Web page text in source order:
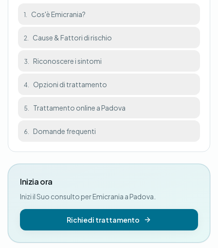
1. Cos'è Emicrania?
2. Cause & Fattori di rischio
3. Riconoscere i sintomi
4. Opzioni di trattamento
5. Trattamento online a Padova
6. Domande frequenti
Inizia ora
Inizi il Suo consulto per Emicrania a Padova.
Richiedi trattamento